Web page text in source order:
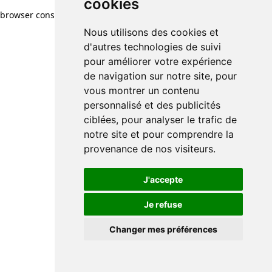
cookies
Nous utilisons des cookies et
d'autres technologies de suivi
pour améliorer votre expérience
de navigation sur notre site, pour
vous montrer un contenu
personnalisé et des publicités
ciblées, pour analyser le trafic de
notre site et pour comprendre la
provenance de nos visiteurs.
J'accepte
Je refuse
Changer mes préférences
cookies
Nous utilisons des cookies et
d'autres technologies de suivi
pour améliorer votre expérience
de navigation sur notre site, pour
vous montrer un contenu
personnalisé et des publicités
ciblées, pour analyser le trafic de
notre site et pour comprendre la
provenance de nos visiteurs.
J'accepte
Je refuse
Changer mes préférences
browser console for more information)